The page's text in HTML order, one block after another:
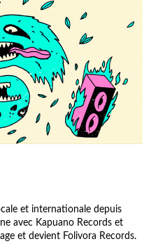
et internationale depuis
avec Kapuano Records et
et devient Folivora Records.